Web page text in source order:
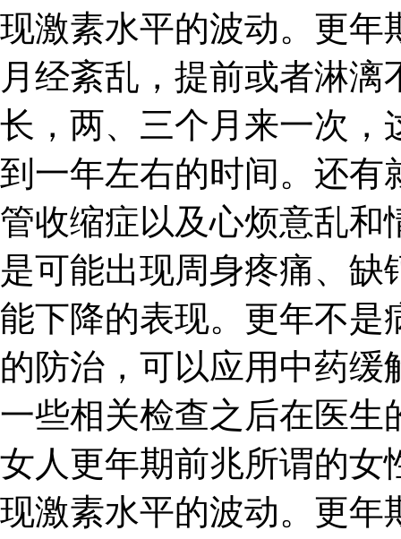
现激素水平的波动。更年
月经紊乱，提前或者淋
长，两、三个月来一次，
到一年左右的时间。还有
管收缩症以及心烦意乱和
是可能出现周身疼痛、
能下降的表现。更年不是
的防治，可以应用中药
一些相关检查之后在医生
女人更年期前兆所谓的女
现激素水平的波动。更年